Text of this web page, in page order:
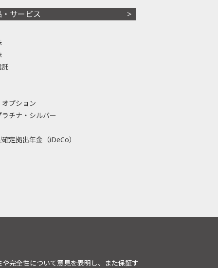
・サービス
託
プション
ラチナ・シルバー
定拠出年金（iDeCo）
完全性について意見を表明し、また保証す